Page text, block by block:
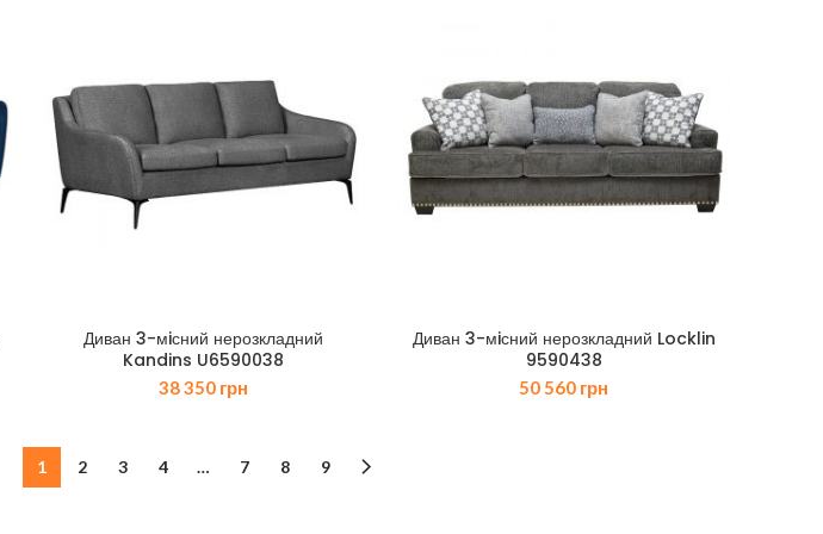
Диван 3-мiсний нерозкладний
Kandins U6590038
38 350 грн
Диван 3-мiсний нерозкладний Locklin
9590438
50 560 грн
1 2 3 4 … 7 8 9